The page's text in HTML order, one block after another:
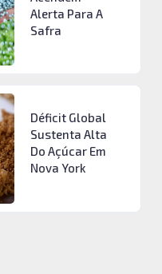
Alerta Para A
Safra
Déficit Global
Sustenta Alta
Do Açúcar Em
Nova York